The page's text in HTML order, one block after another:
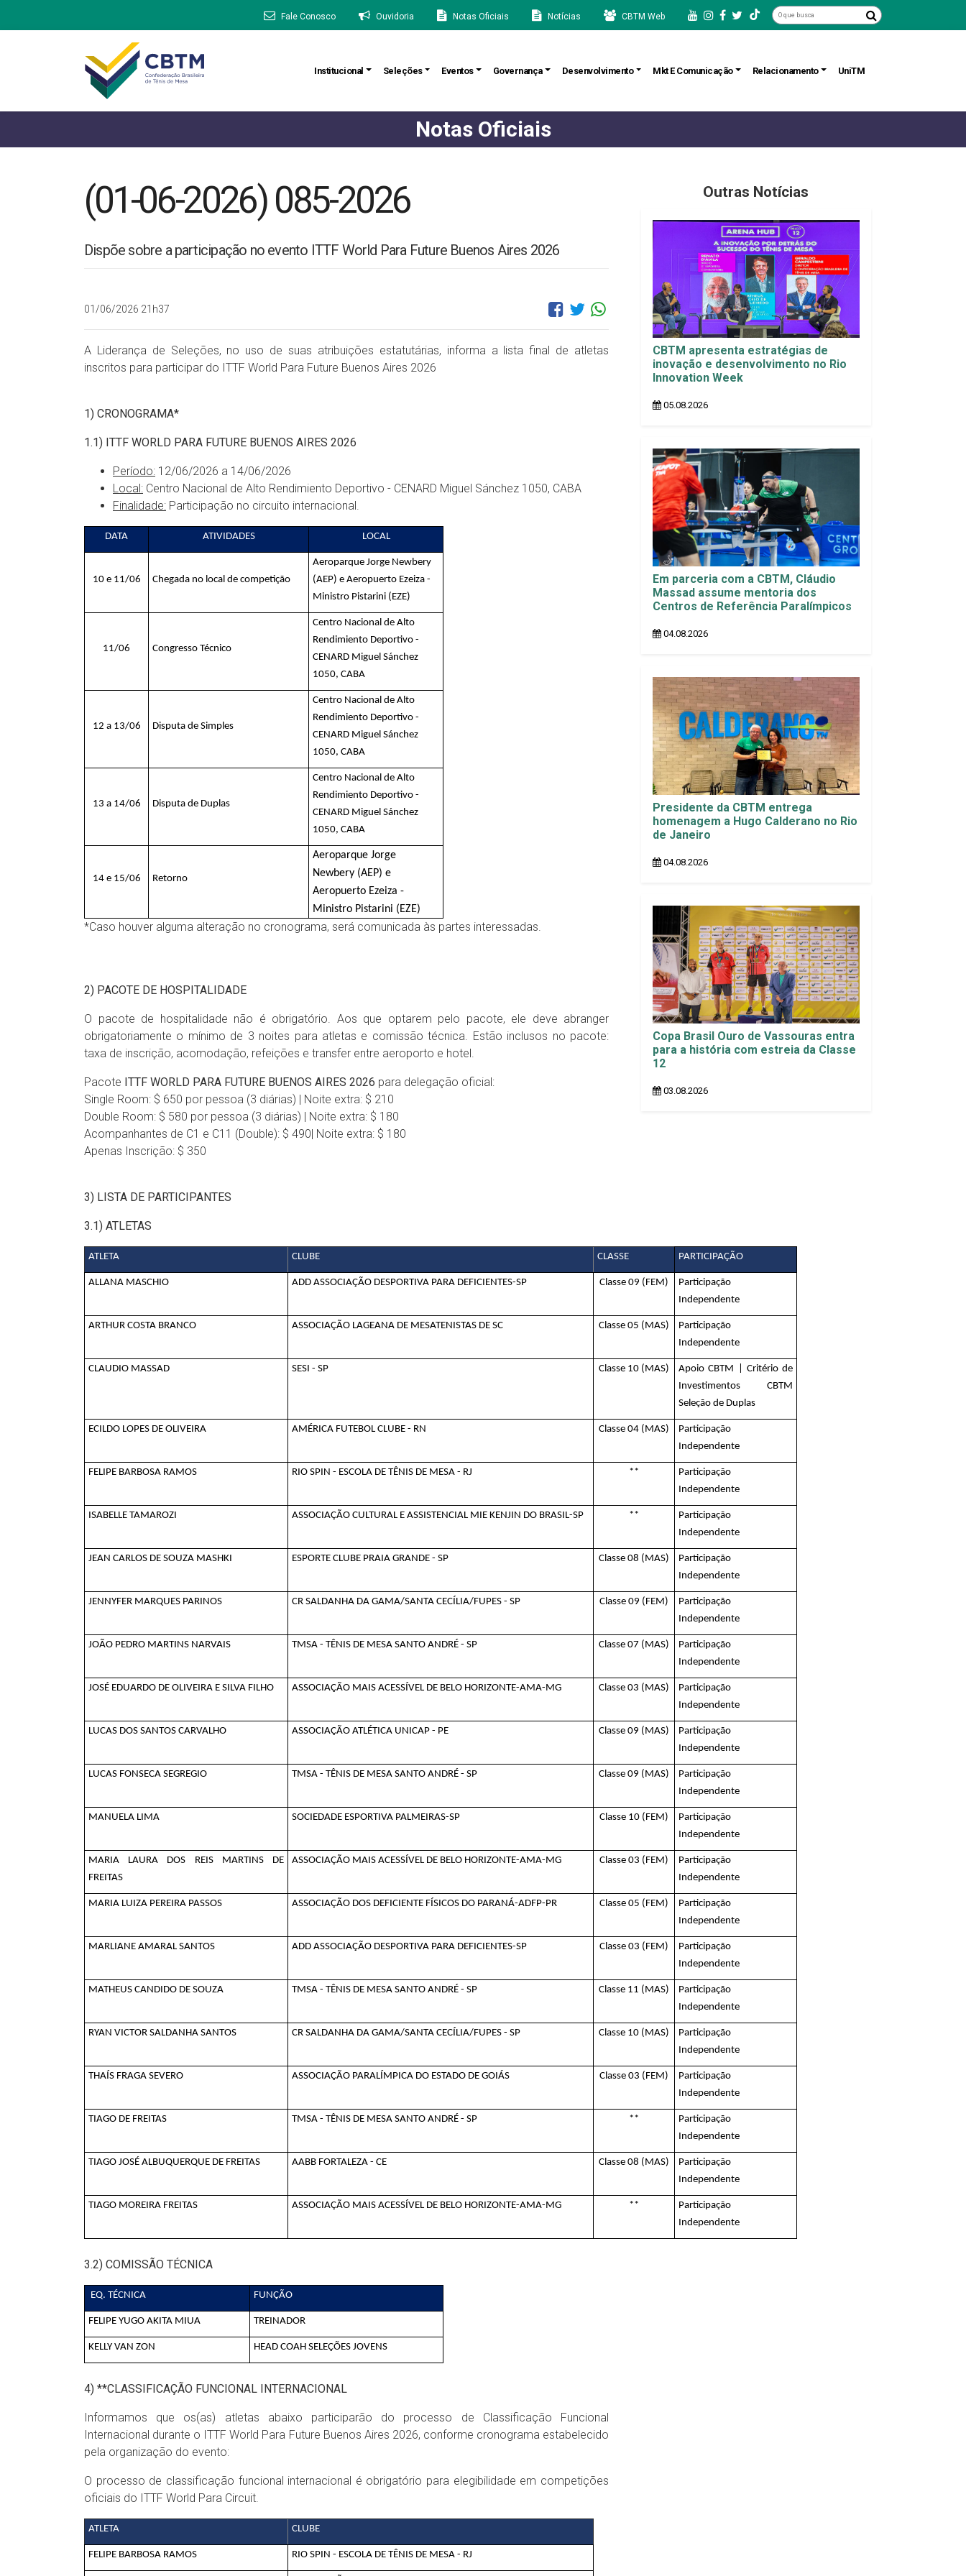
Fale Conosco Ouvidoria Notas Oficiais Notícias CBTM Web
Institucional Seleções Eventos Governança Desenvolvimento Mkt E Comunicação Relacionamento UniTM
Notas Oficiais
(01-06-2026) 085-2026
Dispõe sobre a participação no evento ITTF World Para Future Buenos Aires 2026
01/06/2026 21h37
A Liderança de Seleções, no uso de suas atribuições estatutárias, informa a lista final de atletas
inscritos para participar do ITTF World Para Future Buenos Aires 2026
1) CRONOGRAMA*
1.1) ITTF WORLD PARA FUTURE BUENOS AIRES 2026
Período: 12/06/2026 a 14/06/2026
Local: Centro Nacional de Alto Rendimiento Deportivo - CENARD Miguel Sánchez 1050, CABA
Finalidade: Participação no circuito internacional.
DATA ATIVIDADES LOCAL
10 e 11/06 Chegada no local de competição
Aeroparque Jorge Newbery
(AEP) e Aeropuerto Ezeiza -
Ministro Pistarini (EZE)
11/06 Congresso Técnico
Centro Nacional de Alto
Rendimiento Deportivo -
CENARD Miguel Sánchez
1050, CABA
12 a 13/06 Disputa de Simples
Centro Nacional de Alto
Rendimiento Deportivo -
CENARD Miguel Sánchez
1050, CABA
13 a 14/06 Disputa de Duplas
Centro Nacional de Alto
Rendimiento Deportivo -
CENARD Miguel Sánchez
1050, CABA
14 e 15/06 Retorno
Aeroparque Jorge
Newbery (AEP) e
Aeropuerto Ezeiza -
Ministro Pistarini (EZE)
*Caso houver alguma alteração no cronograma, será comunicada às partes interessadas.
2) PACOTE DE HOSPITALIDADE
O pacote de hospitalidade não é obrigatório. Aos que optarem pelo pacote, ele deve abranger
obrigatoriamente o mínimo de 3 noites para atletas e comissão técnica. Estão inclusos no pacote:
taxa de inscrição, acomodação, refeições e transfer entre aeroporto e hotel.
Pacote ITTF WORLD PARA FUTURE BUENOS AIRES 2026 para delegação oficial:
Single Room: $ 650 por pessoa (3 diárias) | Noite extra: $ 210
Double Room: $ 580 por pessoa (3 diárias) | Noite extra: $ 180
Acompanhantes de C1 e C11 (Double): $ 490| Noite extra: $ 180
Apenas Inscrição: $ 350
3) LISTA DE PARTICIPANTES
3.1) ATLETAS
ATLETA CLUBE CLASSE PARTICIPAÇÃO
ALLANA MASCHIO ADD ASSOCIAÇÃO DESPORTIVA PARA DEFICIENTES-SP Classe 09 (FEM)
Participação
Independente
ARTHUR COSTA BRANCO ASSOCIAÇÃO LAGEANA DE MESATENISTAS DE SC Classe 05 (MAS)
Participação
Independente
CLAUDIO MASSAD SESI - SP Classe 10 (MAS)
Apoio CBTM | Critério de
Investimentos CBTM
Seleção de Duplas
ECILDO LOPES DE OLIVEIRA AMÉRICA FUTEBOL CLUBE - RN Classe 04 (MAS)
Participação
Independente
FELIPE BARBOSA RAMOS RIO SPIN - ESCOLA DE TÊNIS DE MESA - RJ **
Participação
Independente
ISABELLE TAMAROZI ASSOCIAÇÃO CULTURAL E ASSISTENCIAL MIE KENJIN DO BRASIL-SP **
Participação
Independente
JEAN CARLOS DE SOUZA MASHKI ESPORTE CLUBE PRAIA GRANDE - SP Classe 08 (MAS)
Participação
Independente
JENNYFER MARQUES PARINOS CR SALDANHA DA GAMA/SANTA CECÍLIA/FUPES - SP Classe 09 (FEM)
Participação
Independente
JOÃO PEDRO MARTINS NARVAIS TMSA - TÊNIS DE MESA SANTO ANDRÉ - SP Classe 07 (MAS)
Participação
Independente
JOSÉ EDUARDO DE OLIVEIRA E SILVA FILHO ASSOCIAÇÃO MAIS ACESSÍVEL DE BELO HORIZONTE-AMA-MG Classe 03 (MAS)
Participação
Independente
LUCAS DOS SANTOS CARVALHO ASSOCIAÇÃO ATLÉTICA UNICAP - PE Classe 09 (MAS)
Participação
Independente
LUCAS FONSECA SEGREGIO TMSA - TÊNIS DE MESA SANTO ANDRÉ - SP Classe 09 (MAS)
Participação
Independente
MANUELA LIMA SOCIEDADE ESPORTIVA PALMEIRAS-SP Classe 10 (FEM)
Participação
Independente
MARIA LAURA DOS REIS MARTINS DE
FREITAS
ASSOCIAÇÃO MAIS ACESSÍVEL DE BELO HORIZONTE-AMA-MG Classe 03 (FEM)
Participação
Independente
MARIA LUIZA PEREIRA PASSOS ASSOCIAÇÃO DOS DEFICIENTE FÍSICOS DO PARANÁ-ADFP-PR Classe 05 (FEM)
Participação
Independente
MARLIANE AMARAL SANTOS ADD ASSOCIAÇÃO DESPORTIVA PARA DEFICIENTES-SP Classe 03 (FEM)
Participação
Independente
MATHEUS CANDIDO DE SOUZA TMSA - TÊNIS DE MESA SANTO ANDRÉ - SP Classe 11 (MAS)
Participação
Independente
RYAN VICTOR SALDANHA SANTOS CR SALDANHA DA GAMA/SANTA CECÍLIA/FUPES - SP Classe 10 (MAS)
Participação
Independente
THAÍS FRAGA SEVERO ASSOCIAÇÃO PARALÍMPICA DO ESTADO DE GOIÁS Classe 03 (FEM)
Participação
Independente
TIAGO DE FREITAS TMSA - TÊNIS DE MESA SANTO ANDRÉ - SP **
Participação
Independente
TIAGO JOSÉ ALBUQUERQUE DE FREITAS AABB FORTALEZA - CE Classe 08 (MAS)
Participação
Independente
TIAGO MOREIRA FREITAS ASSOCIAÇÃO MAIS ACESSÍVEL DE BELO HORIZONTE-AMA-MG **
Participação
Independente
3.2) COMISSÃO TÉCNICA
EQ. TÉCNICA FUNÇÃO
FELIPE YUGO AKITA MIUA TREINADOR
KELLY VAN ZON HEAD COAH SELEÇÕES JOVENS
4) **CLASSIFICAÇÃO FUNCIONAL INTERNACIONAL
Informamos que os(as) atletas abaixo participarão do processo de Classificação Funcional
Internacional durante o ITTF World Para Future Buenos Aires 2026, conforme cronograma estabelecido
pela organização do evento:
O processo de classificação funcional internacional é obrigatório para elegibilidade em competições
oficiais do ITTF World Para Circuit.
ATLETA CLUBE
FELIPE BARBOSA RAMOS RIO SPIN - ESCOLA DE TÊNIS DE MESA - RJ
Outras Notícias
CBTM apresenta estratégias de
inovação e desenvolvimento no Rio
Innovation Week
05.08.2026
Em parceria com a CBTM, Cláudio
Massad assume mentoria dos
Centros de Referência Paralímpicos
04.08.2026
Presidente da CBTM entrega
homenagem a Hugo Calderano no Rio
de Janeiro
04.08.2026
Copa Brasil Ouro de Vassouras entra
para a história com estreia da Classe
12
03.08.2026